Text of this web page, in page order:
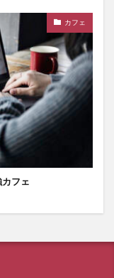
カフェ
カフェ